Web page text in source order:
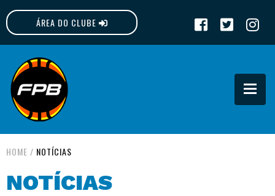
ÁREA DO CLUBE
FPB
HOME / NOTÍCIAS
NOTÍCIAS